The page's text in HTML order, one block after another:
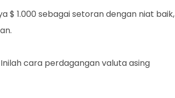
$ 1.000 sebagai setoran dengan niat baik,
cara perdagangan valuta asing